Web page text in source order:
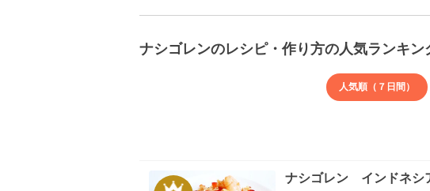
ナシゴレンのレシピ・作り方の人気ランキン
人気順（７日間）
ナシゴレン インドネシ